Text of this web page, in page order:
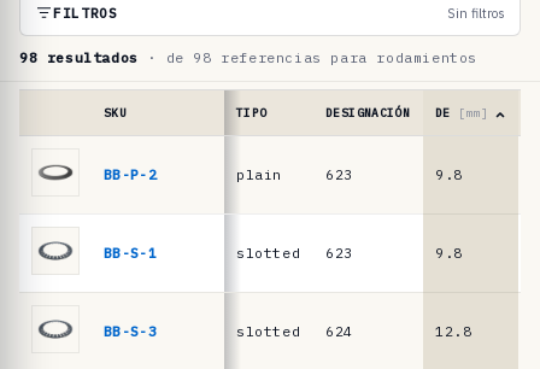
l
a
e
e
FILTROS Sin filtros
98 resultados · de 98 referencias para rodamientos
muelles
platillo
para
rodamientos
SKU TIPO DESIGNACIÓN DE [mm]
BB-P-2 plain 623 9.8
BB-S-1 slotted 623 9.8
BB-S-3 slotted 624 12.8